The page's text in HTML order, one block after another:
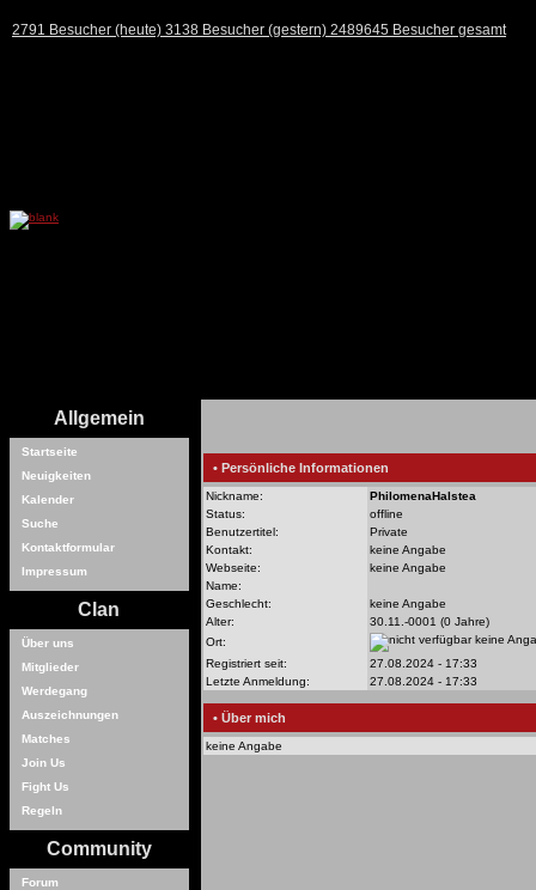
2791 Besucher (heute) 3138 Besucher (gestern) 2489645 Besucher gesamt
Allgemein
Startseite
Neuigkeiten
Kalender
Suche
Kontaktformular
Impressum
Clan
Über uns
Mitglieder
Werdegang
Auszeichnungen
Matches
Join Us
Fight Us
Regeln
Community
Forum
• Persönliche Informationen
Nickname:
PhilomenaHalstea
Status:
offline
Benutzertitel:
Private
Kontakt:
keine Angabe
Webseite:
keine Angabe
Name:
Geschlecht:
keine Angabe
Alter:
30.11.-0001 (0 Jahre)
Ort:
keine
Registriert seit:
27.08.2024 - 17:33
Letzte Anmeldung:
27.08.2024 - 17:33
• Über mich
keine Angabe